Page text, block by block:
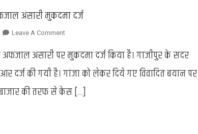
अंसारी मुकदमा दर्ज
Leave A CommentOn
‘कुंभ
में
गांजा’
अंसारी पर मुकदमा दर्ज किया है। गाजीपुर के सदर
की गयी है। गांजा को लेकर दिये गए विवादित बयान पर
की तरफ से केस […]